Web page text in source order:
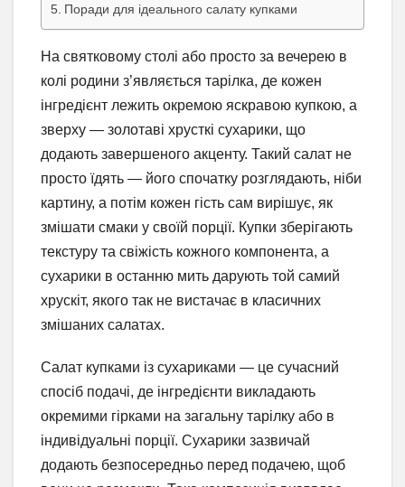
Поради для ідеального салату купками
На святковому столі або просто за вечерею в
колі родини з’являється тарілка, де кожен
інгредієнт лежить окремою яскравою купкою, а
зверху — золотаві хрусткі сухарики, що
додають завершеного акценту. Такий салат не
просто їдять — його спочатку розглядають, ніби
картину, а потім кожен гість сам вирішує, як
змішати смаки у своїй порції. Купки зберігають
текстуру та свіжість кожного компонента, а
сухарики в останню мить дарують той самий
хрускіт, якого так не вистачає в класичних
змішаних салатах.
Салат купками із сухариками — це сучасний
спосіб подачі, де інгредієнти викладають
окремими гірками на загальну тарілку або в
індивідуальні порції. Сухарики зазвичай
додають безпосередньо перед подачею, щоб